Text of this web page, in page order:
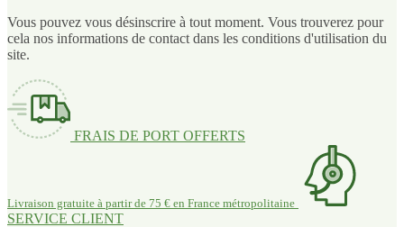
Vous pouvez vous désinscrire à tout moment. Vous trouverez pour
cela nos informations de contact dans les conditions d'utilisation du
site.
FRAIS DE PORT OFFERTS
Livraison gratuite à partir de 75 € en France métropolitaine
SERVICE CLIENT